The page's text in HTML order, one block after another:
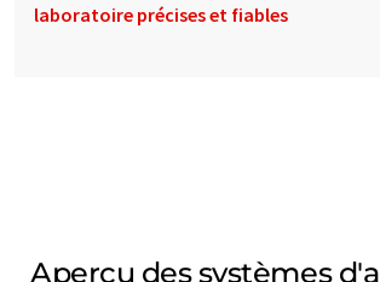
laboratoire précises et fiables
Aperçu des systèmes